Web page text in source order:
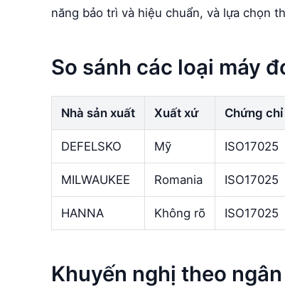
năng bảo trì và hiệu chuẩn, và lựa chọn
So sánh các loại máy
Nhà sản xuất Xuất xứ Chứng chỉ
DEFELSKO Mỹ ISO17025
MILWAUKEE Romania ISO17025
HANNA Không rõ ISO17025
Khuyến nghị theo